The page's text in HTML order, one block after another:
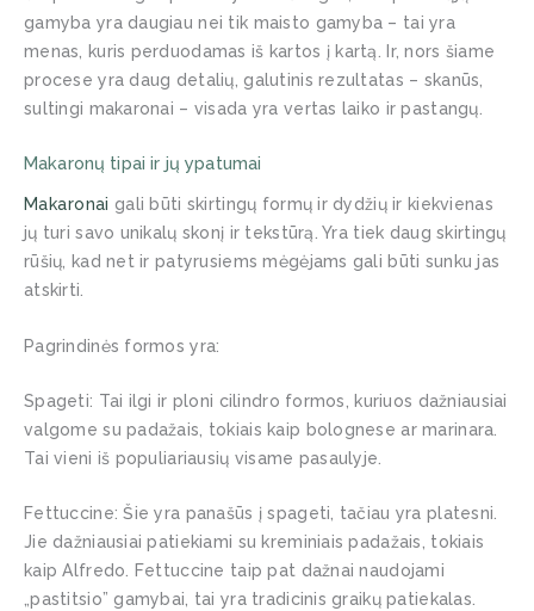
gamyba yra daugiau nei tik maisto gamyba – tai yra
menas, kuris perduodamas iš kartos į kartą. Ir, nors šiame
procese yra daug detalių, galutinis rezultatas – skanūs,
sultingi makaronai – visada yra vertas laiko ir pastangų.
Makaronų tipai ir jų ypatumai
Makaronai gali būti skirtingų formų ir dydžių ir kiekvienas
jų turi savo unikalų skonį ir tekstūrą. Yra tiek daug skirtingų
rūšių, kad net ir patyrusiems mėgėjams gali būti sunku jas
atskirti.
Pagrindinės formos yra:
Spageti: Tai ilgi ir ploni cilindro formos, kuriuos dažniausiai
valgome su padažais, tokiais kaip bolognese ar marinara.
Tai vieni iš populiariausių visame pasaulyje.
Fettuccine: Šie yra panašūs į spageti, tačiau yra platesni.
Jie dažniausiai patiekiami su kreminiais padažais, tokiais
kaip Alfredo. Fettuccine taip pat dažnai naudojami
„pastitsio” gamybai, tai yra tradicinis graikų patiekalas.